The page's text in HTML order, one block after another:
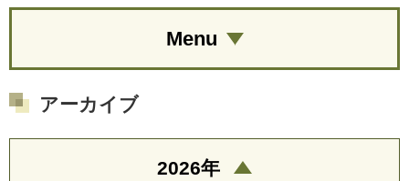
Menu
アーカイブ
2026年